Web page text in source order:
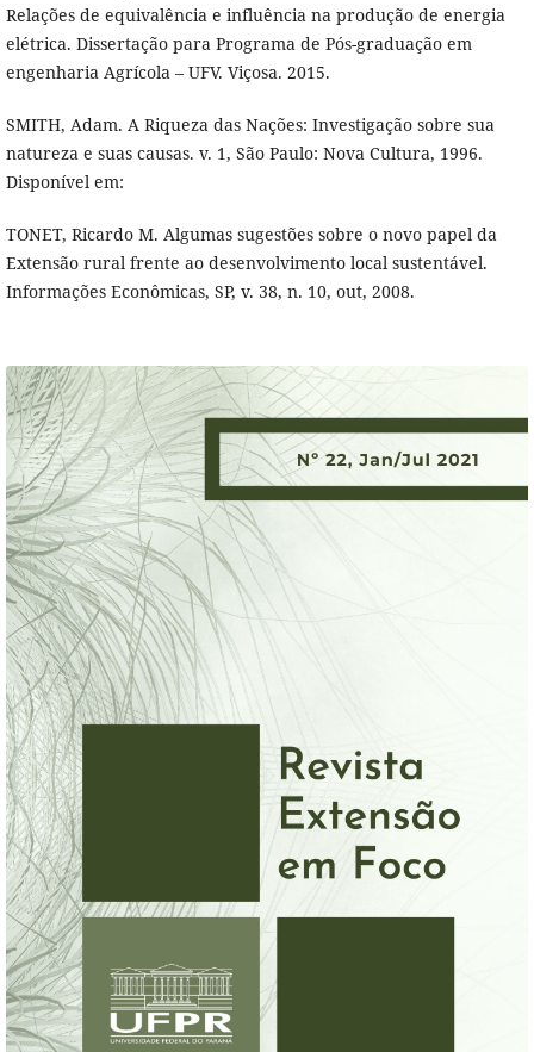
Relações de equivalência e influência na produção de energia
elétrica. Dissertação para Programa de Pós-graduação em
engenharia Agrícola – UFV. Viçosa. 2015.
SMITH, Adam. A Riqueza das Nações: Investigação sobre sua
natureza e suas causas. v. 1, São Paulo: Nova Cultura, 1996.
Disponível em:
TONET, Ricardo M. Algumas sugestões sobre o novo papel da
Extensão rural frente ao desenvolvimento local sustentável.
Informações Econômicas, SP, v. 38, n. 10, out, 2008.